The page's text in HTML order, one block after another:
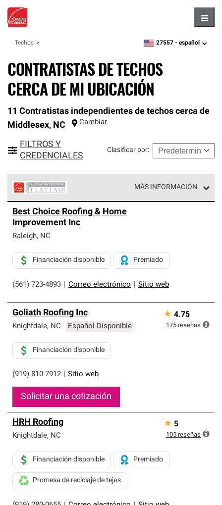
Techos zipcode,language
27557 - español
CONTRATISTAS DE TECHOS
CERCA DE MI UBICACIÓN
11 Contratistas independientes de techos cerca de
Middlesex, NC Cambiar
FILTROS Y
CREDENCIALES
Clasificar por:
MÁS INFORMACIÓN
Corning constituyen el nivel superior de nuestra red
exclusiva y cumplen con estándares estrictos de
profesionalismo, confiabilidad y destreza incomparable.
sistemas de techos.
Best Choice Roofing & Home
Improvement Inc
Raleigh, NC
(561) 723-4893 Correo electrónico Sitio web
Financiación disponible Premiado
Goliath Roofing Inc
Knightdale, NC Español Disponible
(919) 810-7912 Sitio web
Financiación disponible
Solicitar una cotización
★ 4.75
175 reseñas
HRH Roofing
Knightdale, NC
Financiación disponible Premiado
Promesa de reciclaje de tejas
★ 5
105 reseñas